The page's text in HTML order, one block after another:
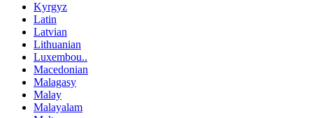
Kyrgyz
Latin
Latvian
Lithuanian
Luxembou..
Macedonian
Malagasy
Malay
Malayalam